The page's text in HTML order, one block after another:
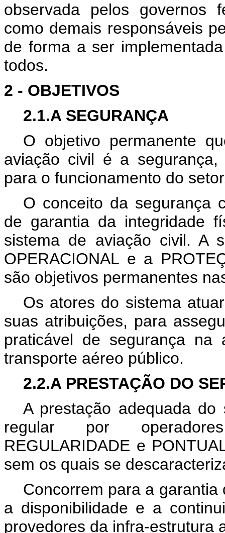
observada pelos governos
como demais responsáveis
de forma a ser
todos.
2 - OBJETIVOS
2.1.A SEGURANÇA
O objetivo permanente
aviação civil é a
para o funcionamento do
O conceito da segurança
de garantia da integridade
sistema de aviação civil. A
OPERACIONAL e a
são objetivos permanentes
Os atores do sistema
suas atribuições, para
praticável de segurança na
transporte aéreo público.
2.2.A PRESTAÇÃO DO
A prestação adequada
regular por operadores
REGULARIDADE e
sem os quais se
Concorrem para a
a disponibilidade e a
provedores da infra-estrutura